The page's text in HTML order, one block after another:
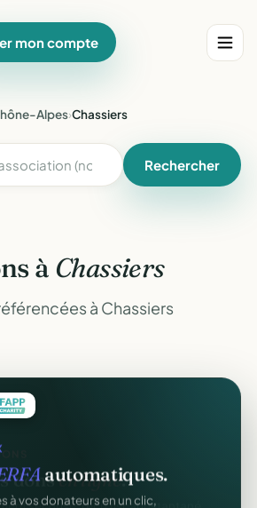
mon compte
Alpes›Chassiers
Rechercher
à Chassiers
à Chassiers
automatiques.
à vos donateurs en un clic,